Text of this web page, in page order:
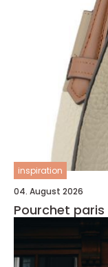
inspiration
04. August 2026